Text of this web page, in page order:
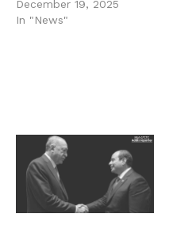
December 19, 2025
In "News"